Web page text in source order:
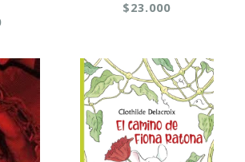
$23.000